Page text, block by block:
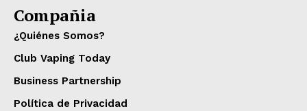
Compañia
¿Quiénes Somos?
Club Vaping Today
Business Partnership
Política de Privacidad